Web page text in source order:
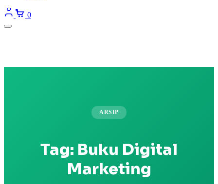
0
ARSIP
Tag: Buku Digital
Marketing